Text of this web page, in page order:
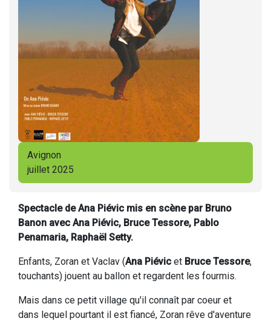
Avignon
juillet 2025
Spectacle de Ana Piévic mis en scène par Bruno
Banon avec Ana Piévic, Bruce Tessore, Pablo
Penamaria, Raphaël Setty.
Enfants, Zoran et Vaclav (Ana Piévic et Bruce Tessore,
touchants) jouent au ballon et regardent les fourmis.
Mais dans ce petit village qu'il connaît par coeur et
dans lequel pourtant il est fiancé, Zoran rêve d'aventure